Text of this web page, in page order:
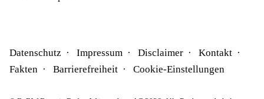
Datenschutz Impressum Disclaimer
Kontakt
Fakten
Barrierefreiheit Cookie-Einstellungen